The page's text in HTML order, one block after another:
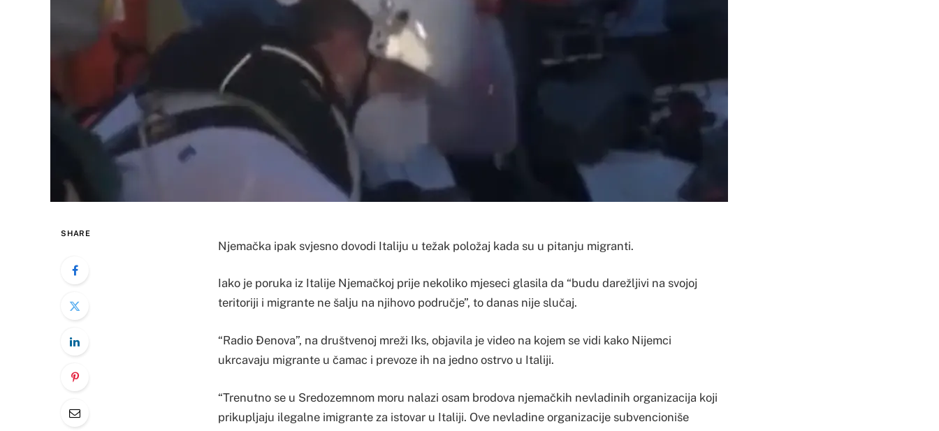
SHARE
Njemačka ipak svjesno dovodi Italiju u težak položaj kada su u pitanju migranti.
Iako je poruka iz Italije Njemačkoj prije nekoliko mjeseci glasila da “budu darežljivi na svojoj
teritoriji i migrante ne šalju na njihovo područje”, to danas nije slučaj.
“Radio Đenova”, na društvenoj mreži Iks, objavila je video na kojem se vidi kako Nijemci
ukrcavaju migrante u čamac i prevoze ih na jedno ostrvo u Italiji.
“Trenutno se u Sredozemnom moru nalazi osam brodova njemačkih nevladinih organizacija koji
prikupljaju ilegalne imigrante za istovar u Italiji. Ove nevladine organizacije subvencioniše